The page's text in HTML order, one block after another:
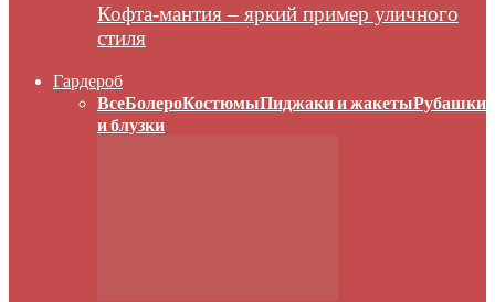
Кофта-мантия – яркий пример уличного
стиля
Гардероб
ВсеБолероКостюмыПиджаки и жакетыРубашки
и блузки